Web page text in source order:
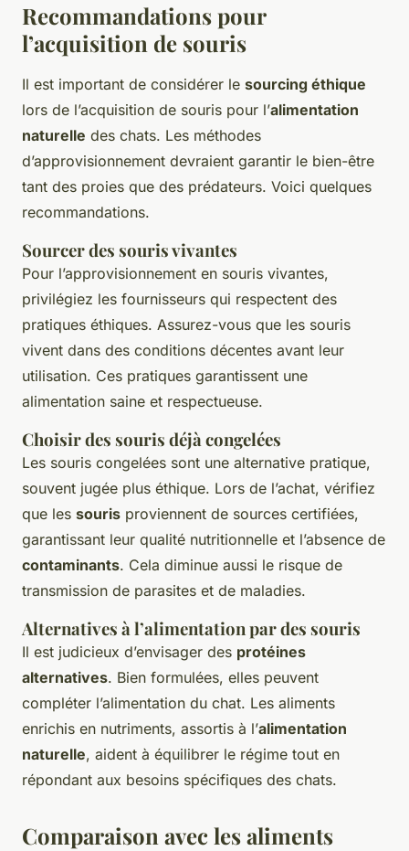
Recommandations pour
l’acquisition de souris
Il est important de considérer le sourcing éthique
lors de l’acquisition de souris pour l’alimentation
naturelle des chats. Les méthodes
d’approvisionnement devraient garantir le bien-être
tant des proies que des prédateurs. Voici quelques
recommandations.
Sourcer des souris vivantes
Pour l’approvisionnement en souris vivantes,
privilégiez les fournisseurs qui respectent des
pratiques éthiques. Assurez-vous que les souris
vivent dans des conditions décentes avant leur
utilisation. Ces pratiques garantissent une
alimentation saine et respectueuse.
Choisir des souris déjà congelées
Les souris congelées sont une alternative pratique,
souvent jugée plus éthique. Lors de l’achat, vérifiez
que les souris proviennent de sources certifiées,
garantissant leur qualité nutritionnelle et l’absence de
contaminants. Cela diminue aussi le risque de
transmission de parasites et de maladies.
Alternatives à l’alimentation par des souris
Il est judicieux d’envisager des protéines
alternatives. Bien formulées, elles peuvent
compléter l’alimentation du chat. Les aliments
enrichis en nutriments, assortis à l’alimentation
naturelle, aident à équilibrer le régime tout en
répondant aux besoins spécifiques des chats.
Comparaison avec les aliments